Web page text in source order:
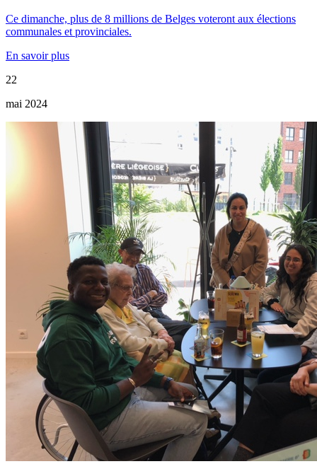
Ce dimanche, plus de 8 millions de Belges voteront aux élections
communales et provinciales.
En savoir plus
22
mai 2024